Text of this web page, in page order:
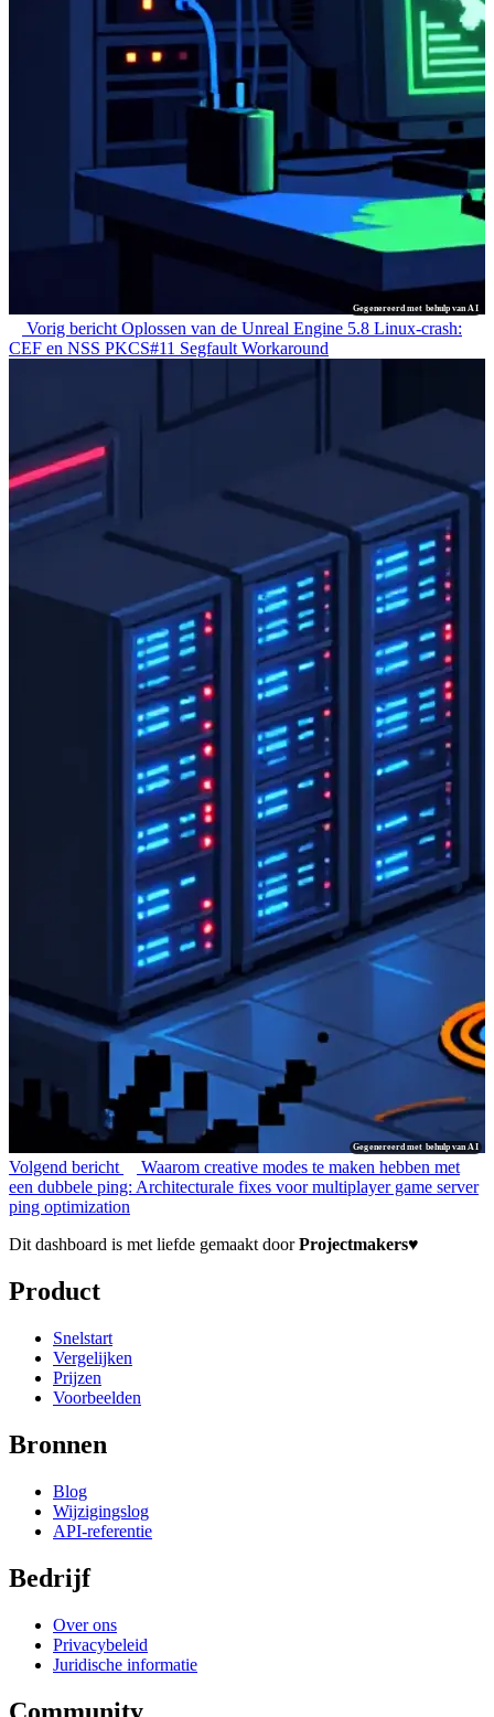
Gegenereerd met behulp van AI
Vorig berichtOplossen van de Unreal Engine 5.8 Linux-crash:
CEF en NSS PKCS#11 Segfault Workaround
Gegenereerd met behulp van AI
Volgend bericht
Waarom creative modes te maken hebben met
een dubbele ping: Architecturale fixes voor multiplayer game server
ping optimization
Dit dashboard is met liefde gemaakt doorProjectmakers♥
Product
Snelstart
Vergelijken
Prijzen
Voorbeelden
Bronnen
Blog
Wijzigingslog
API-referentie
Bedrijf
Over ons
Privacybeleid
Juridische informatie